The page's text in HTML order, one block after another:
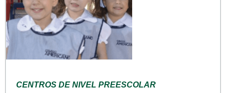
CENTROS DE NIVEL PREESCOLAR